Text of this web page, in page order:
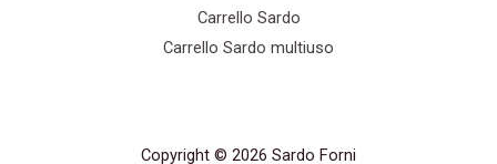
Carrello Sardo
Carrello Sardo multiuso
Copyright © 2026 Sardo Forni